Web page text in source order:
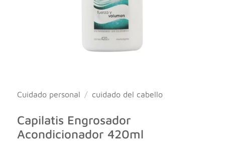
Cuidado personal / cuidado del cabello
Capilatis Engrosador
Acondicionador 420ml